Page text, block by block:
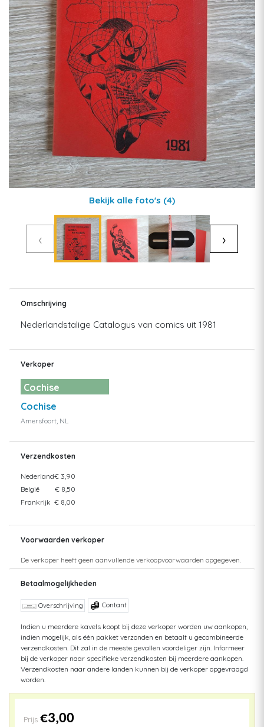
Bekijk alle foto's (4)
‹ ›
Omschrijving
Nederlandstalige Catalogus van comics uit 1981
Verkoper
Cochise
Cochise
Amersfoort, NL
Verzendkosten
Nederland€ 3,90
België
€ 8,50
Frankrijk € 8,00
Voorwaarden verkoper
De verkoper heeft geen aanvullende verkoopvoorwaarden opgegeven.
Betaalmogelijkheden
Overschrijving Contant
Indien u meerdere kavels koopt bij deze verkoper worden uw aankopen,
indien mogelijk, als één pakket verzonden en betaalt u gecombineerde
verzendkosten. Dit zal in de meeste gevallen voordeliger zijn. Informeer
bij de verkoper naar specifieke verzendkosten bij meerdere aankopen.
Verzendkosten naar andere landen kunnen bij de verkoper opgevraagd
worden.
Prijs €3,00